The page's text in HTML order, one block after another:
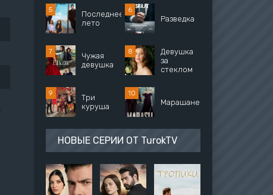
Последнее
лето
Разведка
Чужая
девушка
Девушка
за
стеклом
Три
куруша
Марашанец
НОВЫЕ СЕРИИ ОТ TurokTV